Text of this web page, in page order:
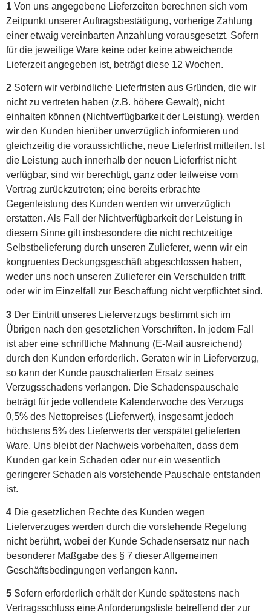
1 Von uns angegebene Lieferzeiten berechnen sich vom
Zeitpunkt unserer Auftragsbestätigung, vorherige Zahlung
einer etwaig vereinbarten Anzahlung vorausgesetzt. Sofern
für die jeweilige Ware keine oder keine abweichende
Lieferzeit angegeben ist, beträgt diese 12 Wochen.
2 Sofern wir verbindliche Lieferfristen aus Gründen, die wir
nicht zu vertreten haben (z.B. höhere Gewalt), nicht
einhalten können (Nichtverfügbarkeit der Leistung), werden
wir den Kunden hierüber unverzüglich informieren und
gleichzeitig die voraussichtliche, neue Lieferfrist mitteilen. Ist
die Leistung auch innerhalb der neuen Lieferfrist nicht
verfügbar, sind wir berechtigt, ganz oder teilweise vom
Vertrag zurückzutreten; eine bereits erbrachte
Gegenleistung des Kunden werden wir unverzüglich
erstatten. Als Fall der Nichtverfügbarkeit der Leistung in
diesem Sinne gilt insbesondere die nicht rechtzeitige
Selbstbelieferung durch unseren Zulieferer, wenn wir ein
kongruentes Deckungsgeschäft abgeschlossen haben,
weder uns noch unseren Zulieferer ein Verschulden trifft
oder wir im Einzelfall zur Beschaffung nicht verpflichtet sind.
3 Der Eintritt unseres Lieferverzugs bestimmt sich im
Übrigen nach den gesetzlichen Vorschriften. In jedem Fall
ist aber eine schriftliche Mahnung (E-Mail ausreichend)
durch den Kunden erforderlich. Geraten wir in Lieferverzug,
so kann der Kunde pauschalierten Ersatz seines
Verzugsschadens verlangen. Die Schadenspauschale
beträgt für jede vollendete Kalenderwoche des Verzugs
0,5% des Nettopreises (Lieferwert), insgesamt jedoch
höchstens 5% des Lieferwerts der verspätet gelieferten
Ware. Uns bleibt der Nachweis vorbehalten, dass dem
Kunden gar kein Schaden oder nur ein wesentlich
geringerer Schaden als vorstehende Pauschale entstanden
ist.
4 Die gesetzlichen Rechte des Kunden wegen
Lieferverzuges werden durch die vorstehende Regelung
nicht berührt, wobei der Kunde Schadensersatz nur nach
besonderer Maßgabe des § 7 dieser Allgemeinen
Geschäftsbedingungen verlangen kann.
5 Sofern erforderlich erhält der Kunde spätestens nach
Vertragsschluss eine Anforderungsliste betreffend der zur